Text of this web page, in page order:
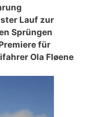
Lauf zur
Sprüngen
für
Ola Fløene